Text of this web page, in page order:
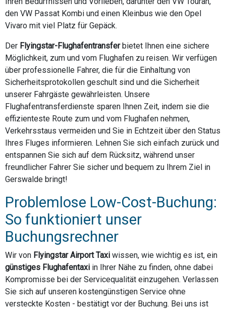
den VW Passat Kombi und einen Kleinbus wie den Opel
Vivaro mit viel Platz für Gepäck.
Der Flyingstar-Flughafentransferbietet Ihnen eine sichere
Möglichkeit, zum und vom Flughafen zu reisen. Wir verfügen
über professionelle Fahrer, die für die Einhaltung von
Sicherheitsprotokollen geschult sind und die Sicherheit
unserer Fahrgäste gewährleisten. Unsere
Flughafentransferdienste sparen Ihnen Zeit, indem sie die
effizienteste Route zum und vom Flughafen nehmen,
Verkehrsstaus vermeiden und Sie in Echtzeit über den Status
Ihres Fluges informieren. Lehnen Sie sich einfach zurück und
entspannen Sie sich auf dem Rücksitz, während unser
freundlicher Fahrer Sie sicher und bequem zu Ihrem Ziel in
Gerswalde bringt!
Problemlose Low-Cost-Buchung:
So funktioniert unser
Buchungsrechner
Wir von Flyingstar Airport Taxi wissen, wie wichtig es ist, ein
günstiges Flughafentaxi in Ihrer Nähe zu finden, ohne dabei
Kompromisse bei der Servicequalität einzugehen. Verlassen
Sie sich auf unseren kostengünstigen Service ohne
versteckte Kosten - bestätigt vor der Buchung. Bei uns ist